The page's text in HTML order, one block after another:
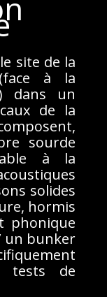
site de la
à la
dans un
de la
sourde
à la
solides
hormis
phonique
un bunker
tests de